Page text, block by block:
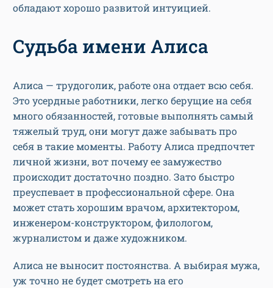
обладают хорошо развитой интуицией.
Судьба имени Алиса
Алиса — трудоголик, работе она отдает всю себя.
Это усердные работники, легко берущие на себя
много обязанностей, готовые выполнять самый
тяжелый труд, они могут даже забывать про
себя в такие моменты. Работу Алиса предпочтет
личной жизни, вот почему ее замужество
происходит достаточно поздно. Зато быстро
преуспевает в профессиональной сфере. Она
может стать хорошим врачом, архитектором,
инженером-конструктором, филологом,
журналистом и даже художником.
Алиса не выносит постоянства. А выбирая мужа,
уж точно не будет смотреть на его